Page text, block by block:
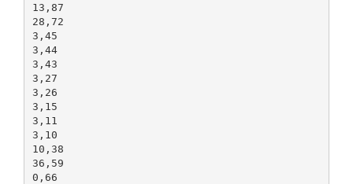
13,87
28,72
3,45
3,44
3,43
3,27
3,26
3,15
3,11
3,10
10,38
36,59
0,66